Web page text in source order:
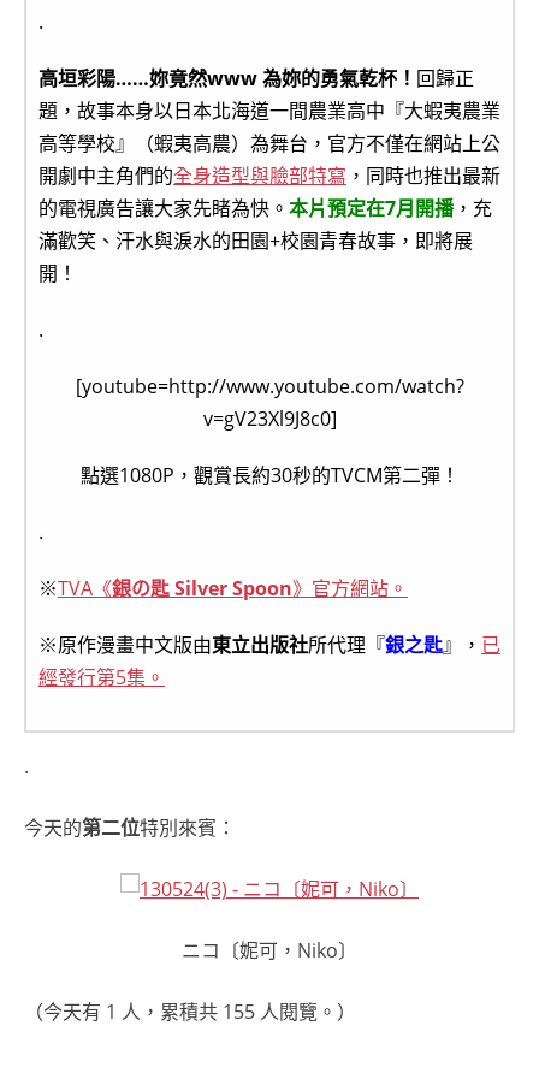
.
高垣彩陽……妳竟然www 為妳的勇氣乾杯！ 回歸正
題，故事本身以日本北海道一間農業高中『大蝦夷農業
高等學校』（蝦夷高農）為舞台，官方不僅在網站上公
開劇中主角們的全身造型與臉部特寫 ，同時也推出最新
的電視廣告讓大家先睹為快。 本片預定在7月開播 ，充
滿歡笑、汗水與淚水的田園+校園青春故事，即將展
開！
.
[youtube=http://www.youtube.com/watch?
v=gV23Xl9J8c0]
點選1080P，觀賞長約30秒的TVCM第二彈！
.
※TVA《銀の匙 Silver Spoon》官方網站。
※原作漫畫中文版由東立出版社所代理『銀之匙』， 已
經發行第5集。
.
今天的第二位特別來賓：
ニコ〔妮可，Niko〕
（今天有 1 人，累積共 155 人閱覽。）